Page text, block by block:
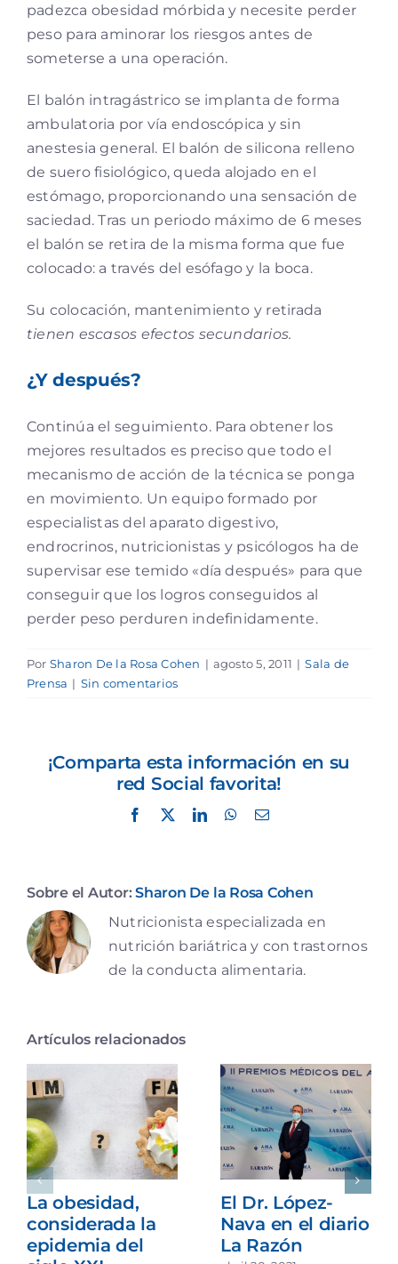
padezca obesidad mórbida y necesite perder
peso para aminorar los riesgos antes de
someterse a una operación.
El balón intragástrico se implanta de forma
ambulatoria por vía endoscópica y sin
anestesia general. El balón de silicona relleno
de suero fisiológico, queda alojado en el
estómago, proporcionando una sensación de
saciedad. Tras un periodo máximo de 6 meses
el balón se retira de la misma forma que fue
colocado: a través del esófago y la boca.
Su colocación, mantenimiento y retirada
tienen escasos efectos secundarios.
¿Y después?
Continúa el seguimiento. Para obtener los
mejores resultados es preciso que todo el
mecanismo de acción de la técnica se ponga
en movimiento. Un equipo formado por
especialistas del aparato digestivo,
endrocrinos, nutricionistas y psicólogos ha de
supervisar ese temido «día después» para que
conseguir que los logros conseguidos al
perder peso perduren indefinidamente.
Por Sharon De la Rosa Cohen | agosto 5, 2011 | Sala de
Prensa | Sin comentarios
¡Comparta esta información en su
red Social favorita!
Facebook
X LinkedInWhatsApp
Correo
Sobre el Autor:Sharon De la Rosa Cohen
Nutricionista especializada en
nutrición bariátrica y con trastornos
de la conducta alimentaria.
Artículos relacionados
La obesidad,
considerada la
epidemia del
El Dr. López-
Nava en el diario
La Razón